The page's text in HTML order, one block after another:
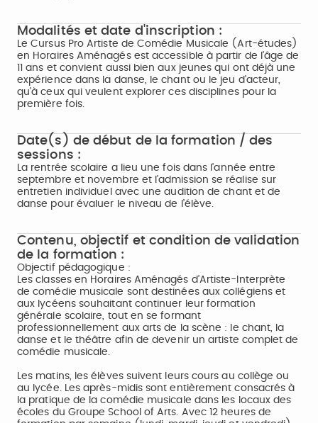
Modalités et date d'inscription :
Le Cursus Pro Artiste de Comédie Musicale (Art-études)
en Horaires Aménagés est accessible à partir de l'âge de
11 ans et convient aussi bien aux jeunes qui ont déjà une
expérience dans la danse, le chant ou le jeu d'acteur,
qu'à ceux qui veulent explorer ces disciplines pour la
première fois.
Date(s) de début de la formation / des
sessions :
La rentrée scolaire a lieu une fois dans l'année entre
septembre et novembre et l'admission se réalise sur
entretien individuel avec une audition de chant et de
danse pour évaluer le niveau de l’élève.
Contenu, objectif et condition de validation
de la formation :
Objectif pédagogique :
Les classes en Horaires Aménagés d’Artiste-Interprète
de comédie musicale sont destinées aux collégiens et
aux lycéens souhaitant continuer leur formation
générale scolaire, tout en se formant
professionnellement aux arts de la scène : le chant, la
danse et le théâtre afin de devenir un artiste complet de
comédie musicale.
Les matins, les élèves suivent leurs cours au collège ou
au lycée. Les après-midis sont entièrement consacrés à
la pratique de la comédie musicale dans les locaux des
écoles du Groupe School of Arts. Avec 12 heures de